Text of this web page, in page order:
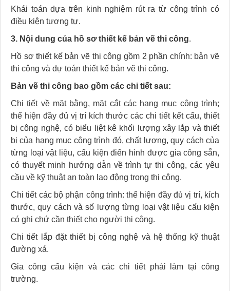
Khái toán dựa trên kinh nghiệm rút ra từ công trình có
điều kiện tương tự.
3. Nội dung của hồ sơ thiết kế bản vẽ thi công.
Hồ sơ thiết kế bản vẽ thi công gồm 2 phần chính: bản vẽ
thi công và dự toán thiết kế bản vẽ thi công.
Bản vẽ thi công bao gồm các chi tiết sau:
Chi tiết về mặt bằng, mặt cắt các hạng mục công trình;
thể hiện đầy đủ vị trí kích thước các chi tiết kết cấu, thiết
bị công nghệ, có biểu liệt kê khối lượng xây lắp và thiết
bị của hạng mục công trình đó, chất lượng, quy cách của
từng loại vật liệu, cấu kiện điển hình được gia công sẵn,
có thuyết minh hướng dẫn về trình tự thi công, các yêu
cầu về kỹ thuật an toàn lao động trong thi công.
Chi tiết các bộ phận công trình: thể hiện đầy đủ vị trí, kích
thước, quy cách và số lượng từng loại vật liệu cấu kiện
có ghi chứ cần thiết cho người thi công.
Chi tiết lắp đặt thiết bị công nghệ và hệ thống kỹ thuật
đường xá.
Gia công cấu kiện và các chi tiết phải làm tại công
trường.